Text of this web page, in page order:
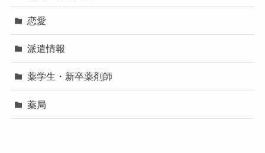
恋愛
派遣情報
薬学生・新卒薬剤師
薬局